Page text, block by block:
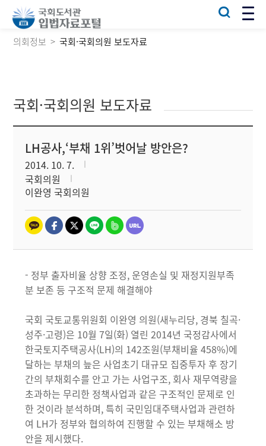
의회정보 국회·국회의원 보도자료
국회·국회의원 보도자료
LH공사,‘부채 1위’벗어날 방안은?
2014. 10. 7.
국회의원
이완영 국회의원
- 정부 출자비율 상향 조정, 운영손실 및 재정지원부족
분 보존 등 구조적 문제 해결해야
국회 국토교통위원회 이완영 의원(새누리당, 경북 칠곡·
성주·고령)은 10월 7일(화) 열린 2014년 국정감사에서
한국토지주택공사(LH)의 142조원(부채비율 458%)에
달하는 부채의 늪은 사업초기 대규모 집중투자 후 장기
간의 부채회수를 안고 가는 사업구조, 회사 재무역량을
초과하는 무리한 정책사업과 같은 구조적인 문제로 인
한 것이라 분석하며, 특히 국민임대주택사업과 관련하
여 LH가 정부와 협의하여 진행할 수 있는 부채해소 방
안을 제시했다.